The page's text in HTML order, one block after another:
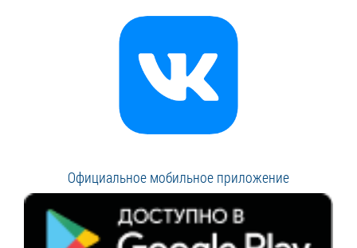
Официальное мобильное приложение